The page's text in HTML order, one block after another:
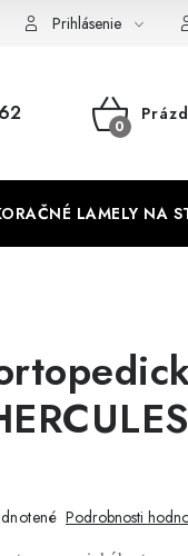
Prihlásenie
LAMELY NA
Podrobnosti